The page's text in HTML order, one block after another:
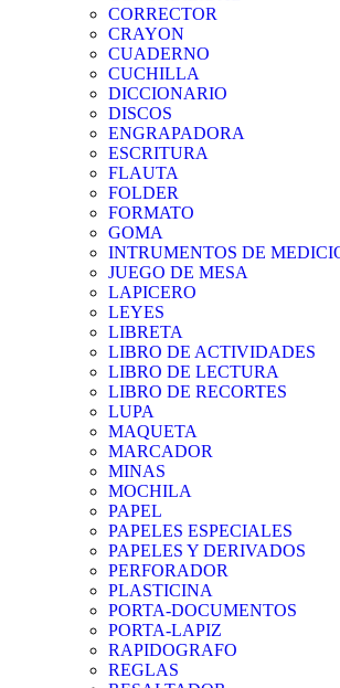
CORRECTOR
CRAYON
CUADERNO
CUCHILLA
DICCIONARIO
DISCOS
ENGRAPADORA
ESCRITURA
FLAUTA
FOLDER
FORMATO
GOMA
INTRUMENTOS DE
JUEGO DE MESA
LAPICERO
LEYES
LIBRETA
LIBRO DE ACTIVIDADES
LIBRO DE LECTURA
LIBRO DE RECORTES
LUPA
MAQUETA
MARCADOR
MINAS
MOCHILA
PAPEL
PAPELES ESPECIALES
PAPELES Y DERIVADOS
PERFORADOR
PLASTICINA
PORTA-DOCUMENTOS
PORTA-LAPIZ
RAPIDOGRAFO
REGLAS